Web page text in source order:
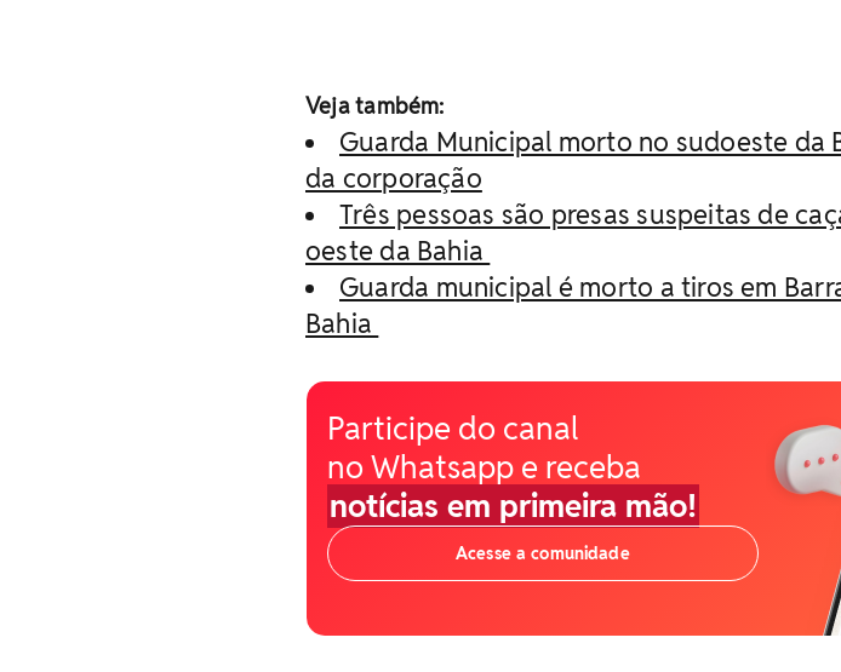
Veja também:
Guarda Municipal morto no sudoeste da
da corporação
Três pessoas são presas suspeitas de
oeste da Bahia
Guarda municipal é morto a tiros em
Bahia
Participe do canal
no Whatsapp e receba
notícias em primeira mão!
Acesse a comunidade